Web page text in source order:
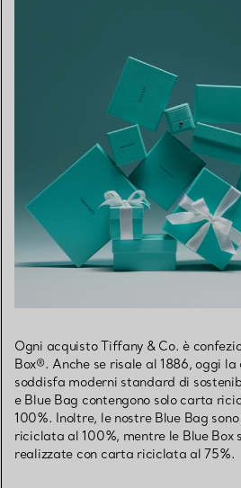
Ogni acquisto Tiffany & Co. è
Box®. Anche se risale al 1886, oggi la
soddisfa moderni standard di
e Blue Bag contengono solo carta
100%. Inoltre, le nostre Blue Bag
riciclata al 100%, mentre le Blue Box
realizzate con carta riciclata al 75%.